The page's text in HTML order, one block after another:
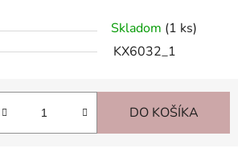
Skladom (1 ks)
KX6032_1
DO KOŠÍKA